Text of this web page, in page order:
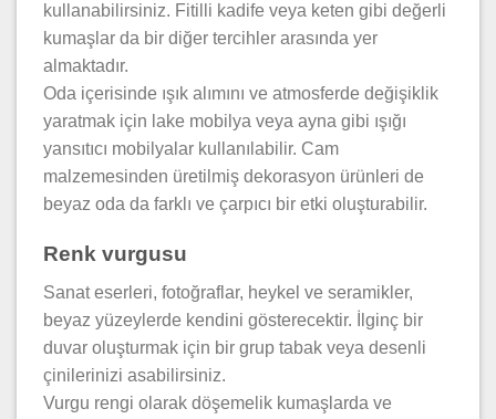
kullanabilirsiniz. Fitilli kadife veya keten gibi değerli
kumaşlar da bir diğer tercihler arasında yer
almaktadır.
Oda içerisinde ışık alımını ve atmosferde değişiklik
yaratmak için lake mobilya veya ayna gibi ışığı
yansıtıcı mobilyalar kullanılabilir. Cam
malzemesinden üretilmiş dekorasyon ürünleri de
beyaz oda da farklı ve çarpıcı bir etki oluşturabilir.
Renk vurgusu
Sanat eserleri, fotoğraflar, heykel ve seramikler,
beyaz yüzeylerde kendini gösterecektir. İlginç bir
duvar oluşturmak için bir grup tabak veya desenli
çinilerinizi asabilirsiniz.
Vurgu rengi olarak döşemelik kumaşlarda ve